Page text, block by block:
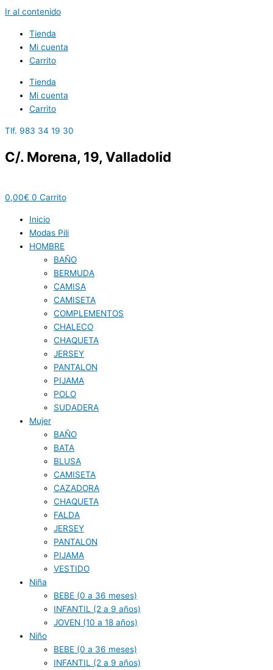
Ir al contenido
Tienda
Mi cuenta
Carrito
Tienda
Mi cuenta
Carrito
Tlf. 983 34 19 30
C/. Morena, 19, Valladolid
0,00€ 0 Carrito
Inicio
Modas Pili
HOMBRE
BAÑO
BERMUDA
CAMISA
CAMISETA
COMPLEMENTOS
CHALECO
CHAQUETA
JERSEY
PANTALON
PIJAMA
POLO
SUDADERA
Mujer
BAÑO
BATA
BLUSA
CAMISETA
CAZADORA
CHAQUETA
FALDA
JERSEY
PANTALON
PIJAMA
VESTIDO
Niña
BEBE (0 a 36 meses)
INFANTIL (2 a 9 años)
JOVEN (10 a 18 años)
Niño
BEBE (0 a 36 meses)
INFANTIL (2 a 9 años)